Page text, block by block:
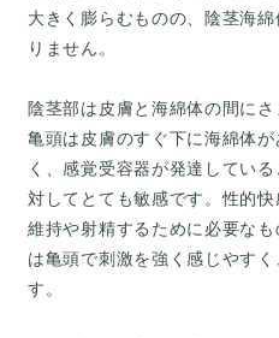
大きく膨らむものの、陰茎海
りません。
陰茎部は皮膚と海綿体の間に
亀頭は皮膚のすぐ下に海綿体
く、感覚受容器が発達してい
対してとても敏感です。性的
維持や射精するために必要な
は亀頭で刺激を強く感じやす
す。